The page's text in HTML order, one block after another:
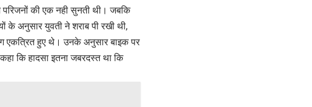
की एक नही सुनती थी। जबकि
के अनुसार युवती ने शराब पी रखी थी,
एकत्रित हुए थे। उनके अनुसार बाइक पर
कि हादसा इतना जबरदस्त था कि